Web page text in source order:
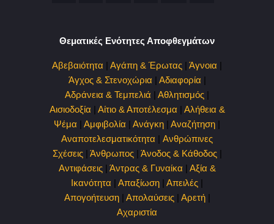
Θεματικές Ενότητες Αποφθεγμάτων
Αβεβαιότητα | Αγάπη & Έρωτας | Άγνοια |
Άγχος & Στενοχώρια | Αδιαφορία |
Αδράνεια & Τεμπελιά | Αθλητισμός |
Αισιοδοξία | Αίτιο & Αποτέλεσμα | Αλήθεια &
Ψέμα | Αμφιβολία | Ανάγκη | Αναζήτηση |
Αναποτελεσματικότητα | Ανθρώπινες
Σχέσεις| Άνθρωπος| Άνοδος & Κάθοδος|
Αντιφάσεις| Άντρας & Γυναίκα | Αξία &
Ικανότητα | Απαξίωση | Απειλές |
Απογοήτευση| Απολαύσεις| Αρετή|
Αχαριστία